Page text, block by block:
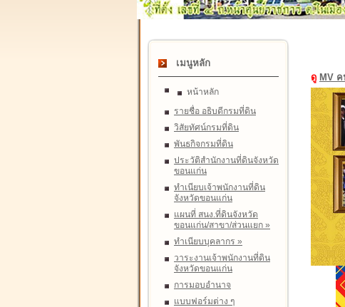
เมนูหลัก
หน้าหลัก
รายชื่อ อธิบดีกรมที่ดิน
วิสัยทัศน์กรมที่ดิน
พันธกิจกรมที่ดิน
ประวัติสำนักงานที่ดินจังหวัด
ขอนแก่น
ทำเนียบเจ้าพนักงานที่ดิน
จังหวัดขอนแก่น
แผนที่ สนง.ที่ดินจังหวัด
ขอนแก่น/สาขา/ส่วนแยก »
ทำเนียบบุคลากร »
วาระงานเจ้าพนักงานที่ดิน
จังหวัดขอนแก่น
การมอบอำนาจ
แบบฟอร์มต่าง ๆ
ดู MV